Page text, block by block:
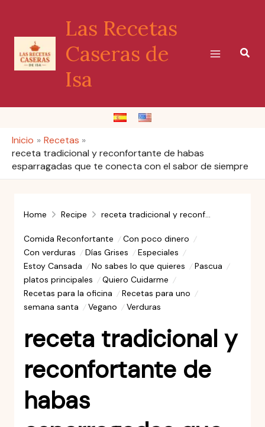
contenido
Las Recetas
Caseras de
Isa
Inicio
Recetas
receta tradicional y reconfortante de habas
esparragadas que te conecta con el sabor de siempre
Home Recipe receta tradicional y reconfortante de habas esparragadas que te conecta con el sabor de siempre
Comida Reconfortante
Con poco dinero
Con verduras
Días Grises
Especiales
Estoy Cansada
No sabes lo que quieres
Pascua
platos principales
Quiero Cuidarme
Recetas para la oficina
Recetas para uno
semana santa
Vegano Verduras
receta tradicional y
reconfortante de
habas